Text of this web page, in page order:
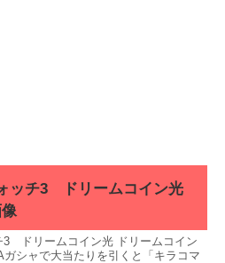
ッチ3 ドリームコイン光
3 ドリームコイン光 ドリームコイン
ガシャで大当たりを引くと「キラコマ